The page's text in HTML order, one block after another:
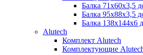
Балка 71х60х3,5
Балка 95х88х3,5
Балка 138х144х6
Alutech
Комплект Alutech
Комплектующие